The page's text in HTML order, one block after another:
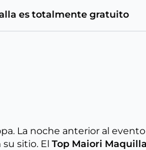
es totalmente gratuito
La noche anterior al
sitio. El Top Maiori